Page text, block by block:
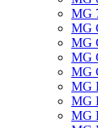
MG
MG
MG
MG
MG
MG
MG
MG